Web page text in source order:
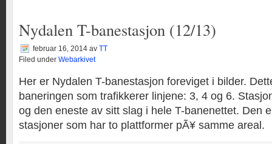
Nydalen T-banestasjon (12/13)
februar 16, 2014 av TT
Filed under Webarkivet
Her er Nydalen T-banestasjon foreviget i bilder.
baneringen som trafikkerer linjene: 3, 4 og 6.
og den eneste av sitt slag i hele T-banenettet. Den
stasjoner som har to plattformer pÃ¥ samme areal.